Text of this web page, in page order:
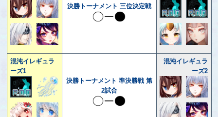
決勝トーナメント 三位決定戦
混沌イレギュラ
ーズ1
決勝トーナメント 準決勝戦 第
2試合
混沌イレギュラ
ーズ2